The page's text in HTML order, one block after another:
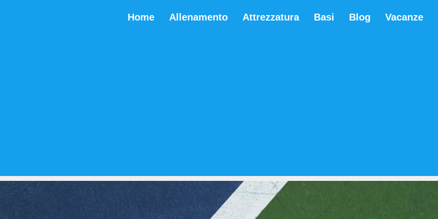
Home Allenamento Attrezzatura Basi Blog Vacanze